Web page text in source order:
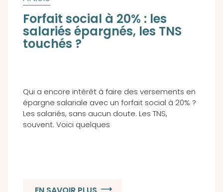
Forfait social à 20% : les
salariés épargnés, les TNS
touchés ?
Qui a encore intérêt à faire des versements en
épargne salariale avec un forfait social à 20% ?
Les salariés, sans aucun doute. Les TNS,
souvent. Voici quelques